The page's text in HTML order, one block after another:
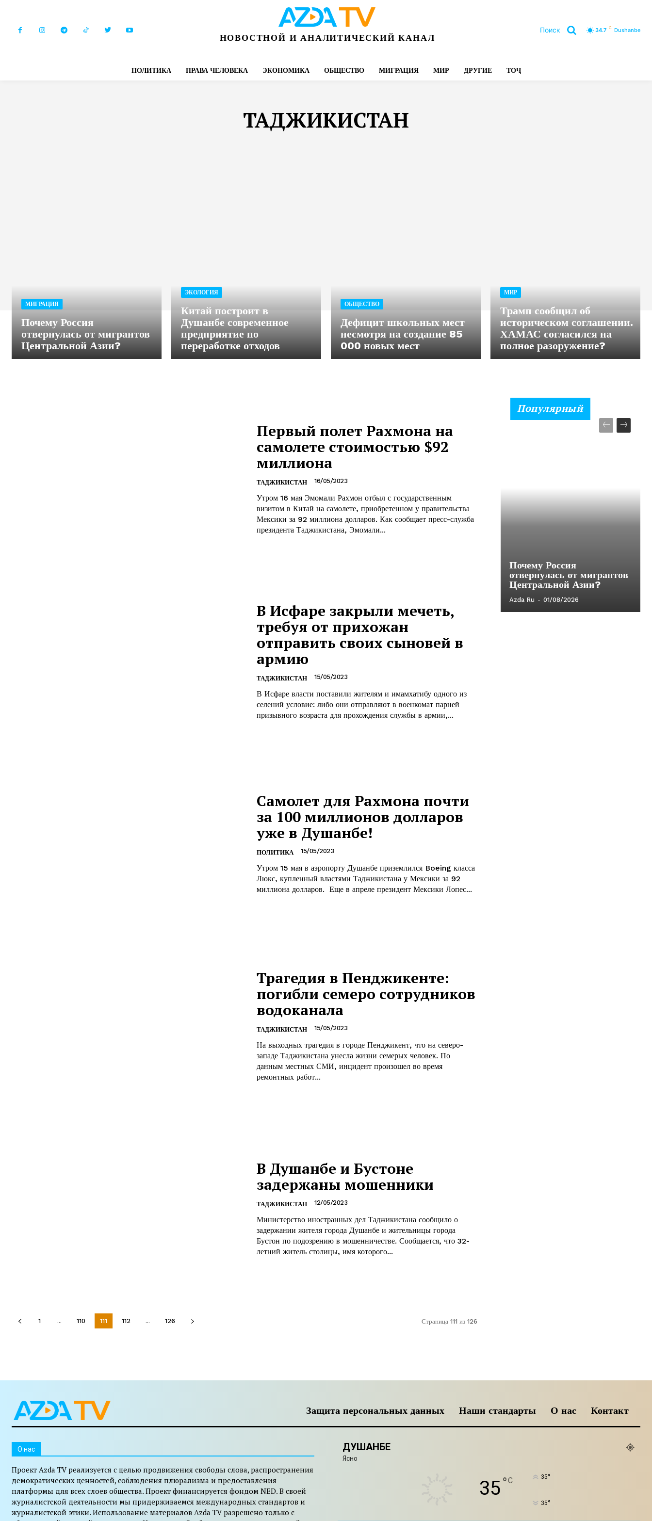
НОВОСТНОЙ И АНАЛИТИЧЕСКИЙ КАНАЛ
Поиск 34.7 C Dushanbe
ПОЛИТИКА ПРАВА ЧЕЛОВЕКА ЭКОНОМИКА ОБЩЕСТВО МИГРАЦИЯ МИР ДРУГИЕ ТОҶ
ТАДЖИКИСТАН
МИГРАЦИЯ
Почему Россия
отвернулась от мигрантов
Центральной Азии?
ЭКОЛОГИЯ
Китай построит в
Душанбе современное
предприятие по
переработке отходов
ОБЩЕСТВО
Дефицит школьных мест
несмотря на создание 85
000 новых мест
МИР
Трамп сообщил об
историческом соглашении.
ХАМАС согласился на
полное разоружение?
Первый полет Рахмона на
самолете стоимостью $92
миллиона
ТАДЖИКИСТАН 16/05/2023
Утром 16 мая Эмомали Рахмон отбыл с государственным
визитом в Китай на самолете, приобретенном у правительства
Мексики за 92 миллиона долларов. Как сообщает пресс-служба
президента Таджикистана, Эмомали...
В Исфаре закрыли мечеть,
требуя от прихожан
отправить своих сыновей в
армию
ТАДЖИКИСТАН 15/05/2023
В Исфаре власти поставили жителям и имамхатибу одного из
селений условие: либо они отправляют в военкомат парней
призывного возраста для прохождения службы в армии,...
Самолет для Рахмона почти
за 100 миллионов долларов
уже в Душанбе!
ПОЛИТИКА 15/05/2023
Утром 15 мая в аэропорту Душанбе приземлился Boeing класса
Люкс, купленный властями Таджикистана у Мексики за 92
миллиона долларов. Еще в апреле президент Мексики Лопес...
Трагедия в Пенджикенте:
погибли семеро сотрудников
водоканала
ТАДЖИКИСТАН 15/05/2023
На выходных трагедия в городе Пенджикент, что на северо-
западе Таджикистана унесла жизни семерых человек. По
данным местных СМИ, инцидент произошел во время
ремонтных работ...
В Душанбе и Бустоне
задержаны мошенники
ТАДЖИКИСТАН 12/05/2023
Министерство иностранных дел Таджикистана сообщило о
задержании жителя города Душанбе и жительницы города
Бустон по подозрению в мошенничестве. Сообщается, что 32-
летний житель столицы, имя которого...
1 ... 110 111 112 ... 126 Страница 111 из 126
Популярный
Почему Россия
отвернулась от мигрантов
Центральной Азии?
Azda Ru - 01/08/2026
Защита персональных данных Наши стандарты О нас Контакт
O нас
Проект Azda TV реализуется с целью продвижения свободы слова, распространения
демократических ценностей, соблюдения плюрализма и предоставления
платформы для всех слоев общества. Проект финансируется фондом NED. В своей
журналистской деятельности мы придерживаемся международных стандартов и
журналистской этики. Использование материалов Azda TV разрешено только с
ДУШАНБЕ
Ясно
35°C 35°
35°